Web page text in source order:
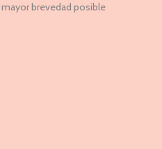
brevedad posible